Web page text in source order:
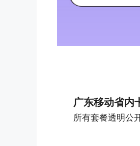
广东移动省内
所有套餐透明公